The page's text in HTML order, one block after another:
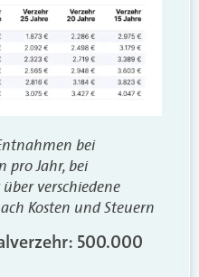
bei
pro Jahr, bei
verschiedene
Kosten und Steuern
500.000